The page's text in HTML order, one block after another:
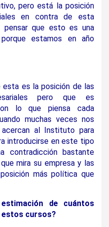
pero está la posición
en contra de esta
pensar que esto es una
estamos en año
esta es la posición de las
pero que es
lo que piensa cada
muchas veces nos
al Instituto para
introducirse en este tipo
contradicción bastante
mira su empresa y las
más política que
de cuántos
cursos?